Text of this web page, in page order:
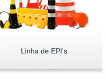
Linha de EPI's